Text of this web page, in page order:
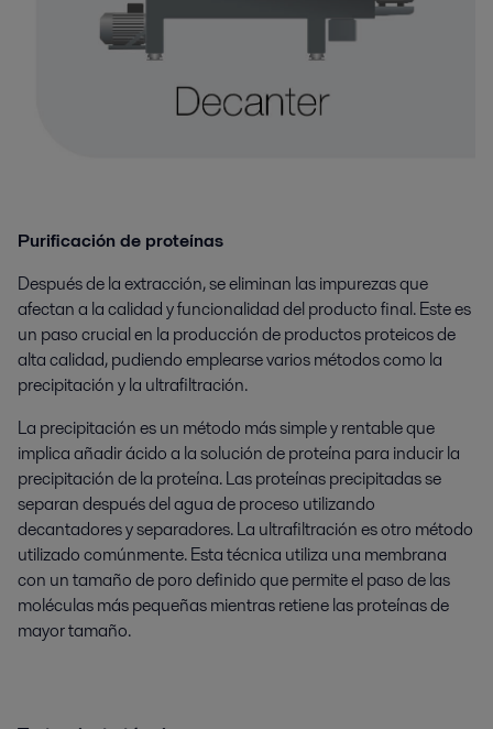
Purificación de proteínas
Después de la extracción, se eliminan las impurezas que
afectan a la calidad y funcionalidad del producto final. Este es
un paso crucial en la producción de productos proteicos de
alta calidad, pudiendo emplearse varios métodos como la
precipitación y la ultrafiltración.
La precipitación es un método más simple y rentable que
implica añadir ácido a la solución de proteína para inducir la
precipitación de la proteína. Las proteínas precipitadas se
separan después del agua de proceso utilizando
decantadores y separadores. La ultrafiltración es otro método
utilizado comúnmente. Esta técnica utiliza una membrana
con un tamaño de poro definido que permite el paso de las
moléculas más pequeñas mientras retiene las proteínas de
mayor tamaño.